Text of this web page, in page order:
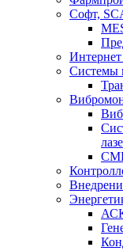
Софт,
Системы